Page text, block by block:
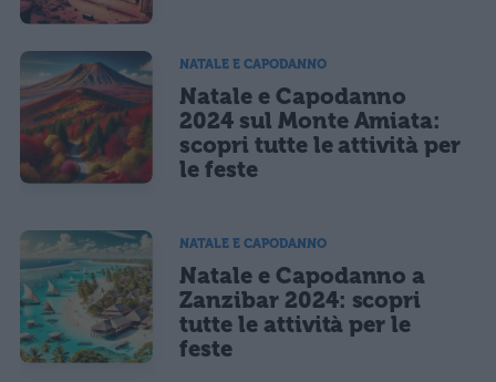
NATALE E CAPODANNO
Natale e Capodanno
2024 sul Monte Amiata:
scopri tutte le attività per
le feste
NATALE E CAPODANNO
Natale e Capodanno a
Zanzibar 2024: scopri
tutte le attività per le
feste